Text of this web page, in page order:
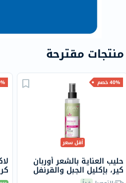
منتجات مقترحة
40% خصم
أقل سعر
حليب العناية بالشعر أوربان
كير، بإكليل الجبل والقرنفل
للشعر الضعيف 200 مل